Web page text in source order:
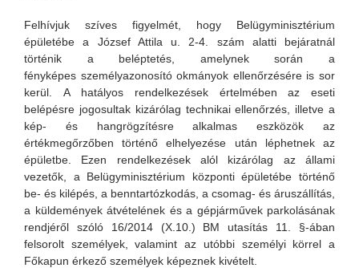
Felhívjuk szíves figyelmét, hogy Belügyminisztérium
épületébe a József Attila u. 2-4. szám alatti bejáratnál
történik a beléptetés, amelynek során a
fényképes személyazonosító okmányok ellenőrzésére is sor
kerül. A hatályos rendelkezések értelmében az eseti
belépésre jogosultak kizárólag technikai ellenőrzés, illetve a
kép- és hangrögzítésre alkalmas eszközök az
értékmegőrzőben történő elhelyezése után léphetnek az
épületbe. Ezen rendelkezések alól kizárólag az állami
vezetők, a Belügyminisztérium központi épületébe történő
be- és kilépés, a benntartózkodás, a csomag- és áruszállítás,
a küldemények átvételének és a gépjárművek parkolásának
rendjéről szóló 16/2014 (X.10.) BM utasítás 11. §-ában
felsorolt személyek, valamint az utóbbi személyi körrel a
Főkapun érkező személyek képeznek kivételt.